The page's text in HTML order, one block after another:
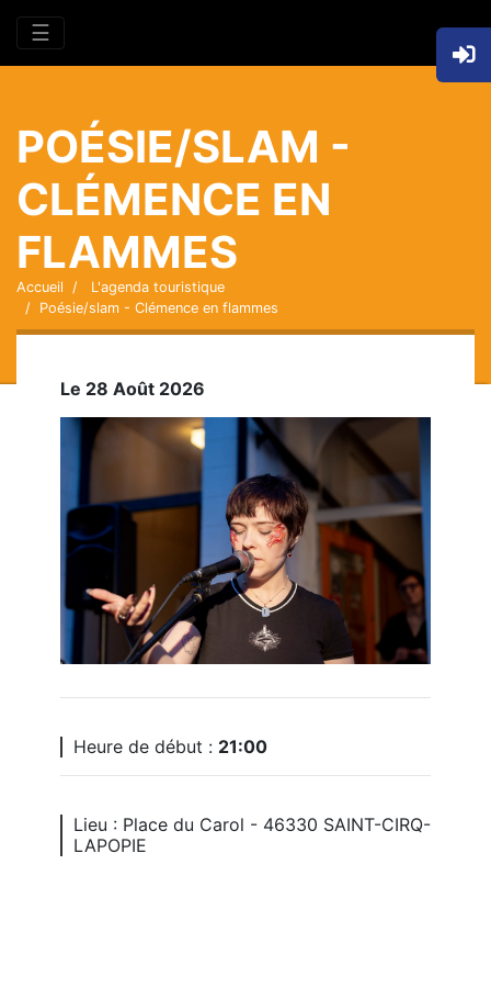
☰
POÉSIE/SLAM -
CLÉMENCE EN
FLAMMES
Accueil
L'agenda touristique
Poésie/slam - Clémence en flammes
Le 28 Août 2026
Heure de début : 21:00
Lieu : Place du Carol - 46330 SAINT-CIRQ-
LAPOPIE